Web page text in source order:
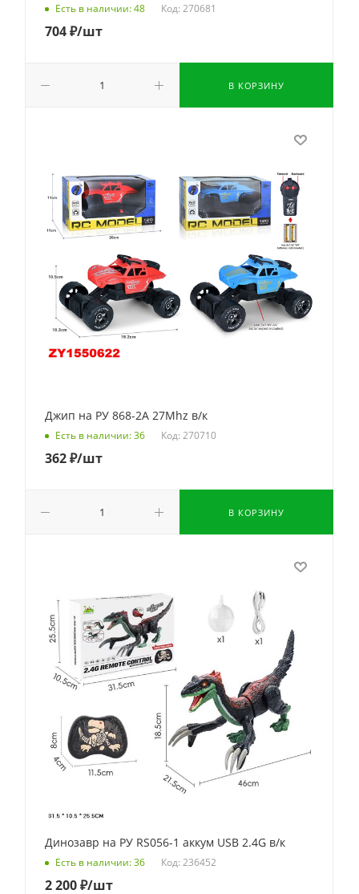
Есть в наличии: 48 Код: 270681
704₽/шт
В КОРЗИНУ
Джип на РУ 868-2A 27Mhz в/к
Есть в наличии: 36 Код: 270710
362₽/шт
В КОРЗИНУ
Динозавр на РУ RS056-1 аккум USB 2.4G в/к
Есть в наличии: 36 Код: 236452
2 200₽/шт